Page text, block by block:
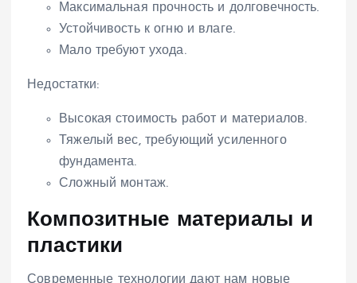
Максимальная прочность и долговечность.
Устойчивость к огню и влаге.
Мало требуют ухода.
Недостатки:
Высокая стоимость работ и материалов.
Тяжелый вес, требующий усиленного
фундамента.
Сложный монтаж.
Композитные материалы и
пластики
Современные технологии дают нам новые